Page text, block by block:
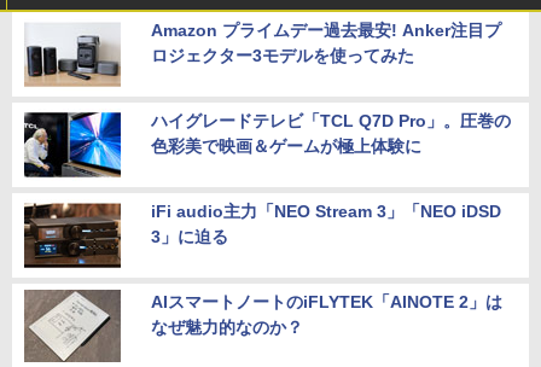
Amazon プライムデー過去最安! Anker注目プ
ロジェクター3モデルを使ってみた
ハイグレードテレビ「TCL Q7D Pro」。圧巻の
色彩美で映画＆ゲームが極上体験に
iFi audio主力「NEO Stream 3」「NEO iDSD
3」に迫る
AIスマートノートのiFLYTEK「AINOTE 2」は
なぜ魅力的なのか？